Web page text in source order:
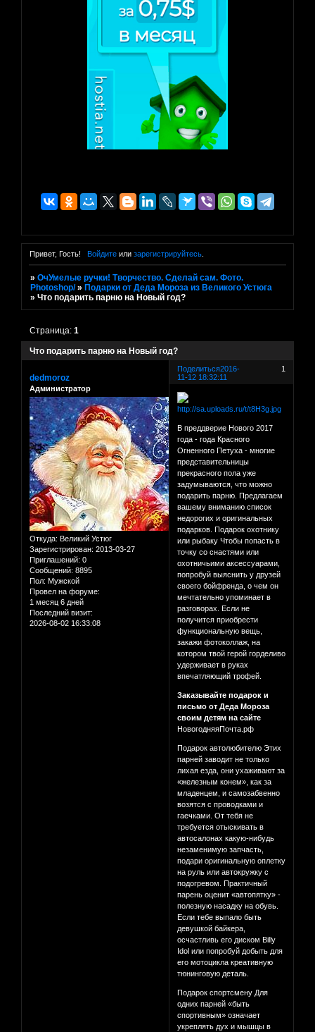
Привет, Гость! Войдитеили зарегистрируйтесь.
»ОчУмелые ручки! Творчество. Сделай сам. Фото.
Photoshop/ » Подарки от Деда Мороза из Великого Устюга
»Что подарить парню на Новый год?
Что подарить парню на Новый год?
Страница:1
Поделиться 1
2016-
11-12 18:32:11
dedmoroz
Администратор
Откуда: Великий Устюг
Зарегистрирован: 2013-03-27
Приглашений: 0
Сообщений: 8895
Пол: Мужской
Провел на форуме:
1 месяц 6 дней
Последний визит:
2026-08-02 16:33:08
В преддверие Нового 2017
года - года Красного
Огненного Петуха - многие
представительницы
прекрасного пола уже
задумываются, что можно
подарить парню. Предлагаем
вашему вниманию список
недорогих и оригинальных
подарков. Подарок охотнику
или рыбаку Чтобы попасть в
точку со снастями или
охотничьими аксессуарами,
попробуй выяснить у друзей
своего бойфренда, о чем он
мечтательно упоминает в
разговорах. Если не
получится приобрести
функциональную вещь,
закажи фотоколлаж, на
котором твой герой горделиво
удерживает в руках
впечатляющий трофей.
Заказывайте подарок и
письмо от Деда Мороза
своим детям на сайте
НовогодняяПочта.рф
Подарок автолюбителю Этих
парней заводит не только
лихая езда, они ухаживают за
«железным конем», как за
младенцем, и самозабвенно
возятся с проводками и
гаечками. От тебя не
требуется отыскивать в
автосалонах какую-нибудь
незаменимую запчасть,
подари оригинальную оплетку
на руль или автокружку с
подогревом. Практичный
парень оценит «автопятку» -
полезную насадку на обувь.
Если тебе выпало быть
девушкой байкера,
осчастливь его диском Billy
Idol или попробуй добыть для
его мотоцикла креативную
тюнинговую деталь.
Подарок спортсмену Для
одних парней «быть
спортивным» означает
укреплять дух и мышцы в